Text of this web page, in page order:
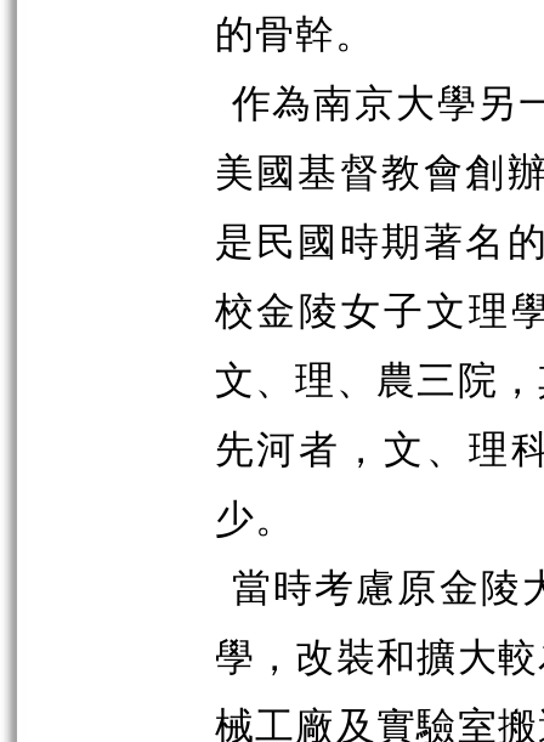
的骨幹。
作為南京大學另
美國基督教會創
是民國時期著名
校金陵女子文理
文、理、農三院
先河者，文、理
少。
當時考慮原金陵
學，改裝和擴大
械工廠及實驗室